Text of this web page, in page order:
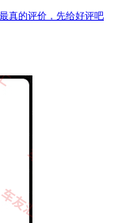
真的评价，先给好评吧